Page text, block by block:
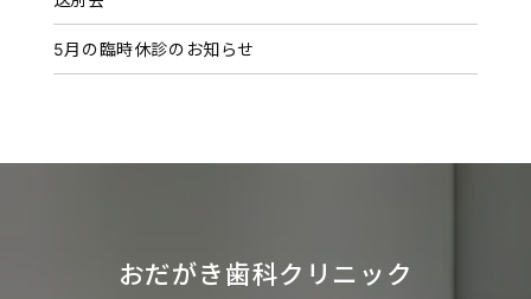
5月の臨時休診のお知らせ
おだがき歯科クリニック